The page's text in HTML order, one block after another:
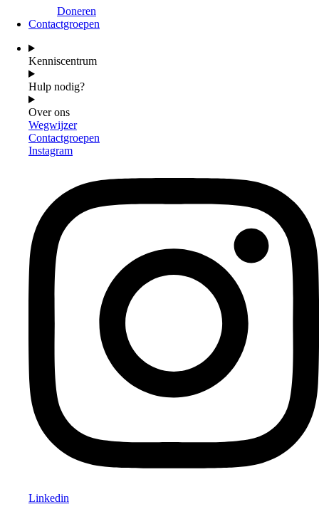
Doneren
Contactgroepen
Kenniscentrum
Hulp nodig?
Over ons
Wegwijzer
Contactgroepen
Instagram
Linkedin